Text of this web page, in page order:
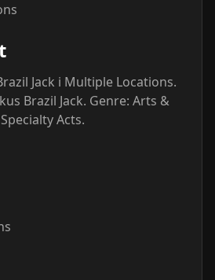
Jack i Multiple Locations.
Brazil Jack. Genre: Arts &
Acts.